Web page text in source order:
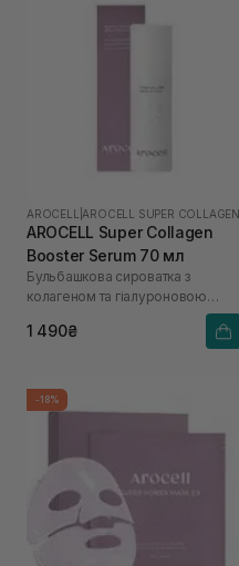
AROCELL AROCELL SUPER COLLAGEN
AROCELL Super Collagen
Booster Serum 70 мл
Бульбашкова сироватка з
колагеном та гіалуроновою
1 490₴
-18%